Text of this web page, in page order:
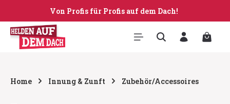
Zum Hauptinhalt springen
Von Profis für Profis auf dem Dach!
Home Innung & Zunft Zubehör/Accessoires